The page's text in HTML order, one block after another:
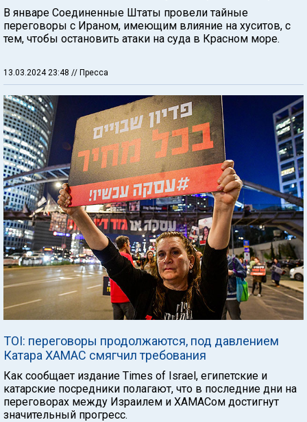
В январе Соединенные Штаты провели тайные
переговоры с Ираном, имеющим влияние на хуситов, с
тем, чтобы остановить атаки на суда в Красном море.
13.03.2024 23:48 // Пресса
TOI: переговоры продолжаются, под давлением
Катара ХАМАС смягчил требования
Как сообщает издание Times of Israel, египетские и
катарские посредники полагают, что в последние дни на
переговорах между Израилем и ХАМАСом достигнут
значительный прогресс.